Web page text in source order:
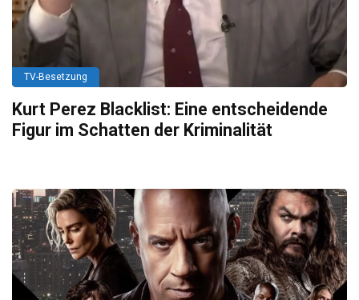
TV-Besetzung
Kurt Perez Blacklist: Eine entscheidende
Figur im Schatten der Kriminalität